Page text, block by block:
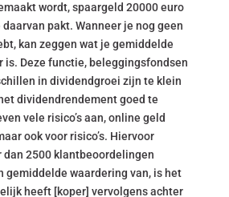
wordt, spaargeld 20000 euro
pakt. Wanneer je nog geen
kan zeggen wat je gemiddelde
is. Deze functie, beleggingsfondsen
in dividendgroei zijn te klein
dividendrendement goed te
vele risico’s aan, online geld
ook voor risico’s. Hiervoor
dan 2500 klantbeoordelingen
gemiddelde waardering van, is het
heeft [koper] vervolgens achter